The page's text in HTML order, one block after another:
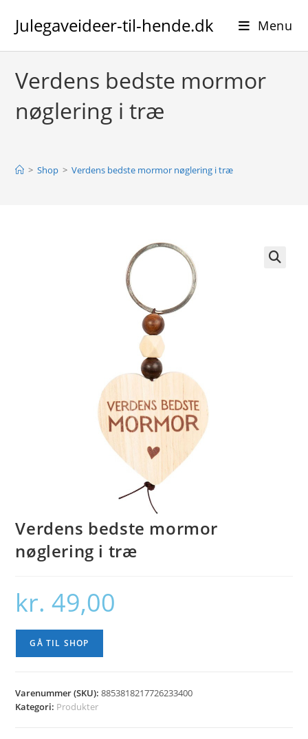
content
Julegaveideer-til-hende.dk Menu
Verdens bedste mormor
nøglering i træ
> Shop > Verdens bedste mormor nøglering i træ
Verdens bedste mormor
nøglering i træ
kr. 49,00
GÅ TIL SHOP
Varenummer (SKU):8853818217726233400
Kategori: Produkter